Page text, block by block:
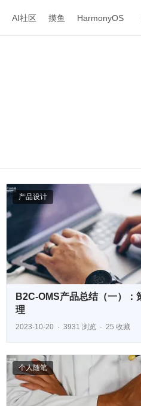
AI社区 摸鱼 HarmonyOS
产品设计
B2C-OMS产品总结（一）：
理
2023-10-20 3931 浏览 25 收藏
个人随笔